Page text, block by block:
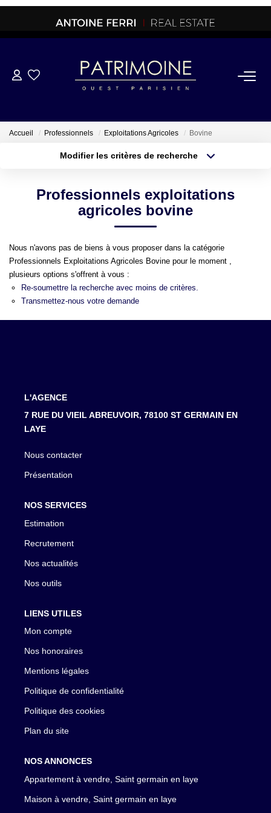
ACHETER
OFF MARKET
BRETAGNE
LOUER
EN
Accueil Professionnels Exploitations Agricoles Bovine
Modifier les critères de recherche
Type de bien
Surface min
Créer une alerte
Professionnels exploitations
agricoles bovine
Nous n'avons pas de biens à vous proposer dans la catégorie
Professionnels Exploitations Agricoles Bovine pour le moment ,
plusieurs options s'offrent à vous :
Re-soumettre la recherche avec moins de critères.
Transmettez-nous votre demande
L'AGENCE
7 RUE DU VIEIL ABREUVOIR, 78100 ST GERMAIN EN
LAYE
Nous contacter
Présentation
NOS SERVICES
Estimation
Recrutement
Nos actualités
Nos outils
LIENS UTILES
Mon compte
Nos honoraires
Mentions légales
Politique de confidentialité
Politique des cookies
Plan du site
NOS ANNONCES
Appartement à vendre, Saint germain en laye
Maison à vendre, Saint germain en laye